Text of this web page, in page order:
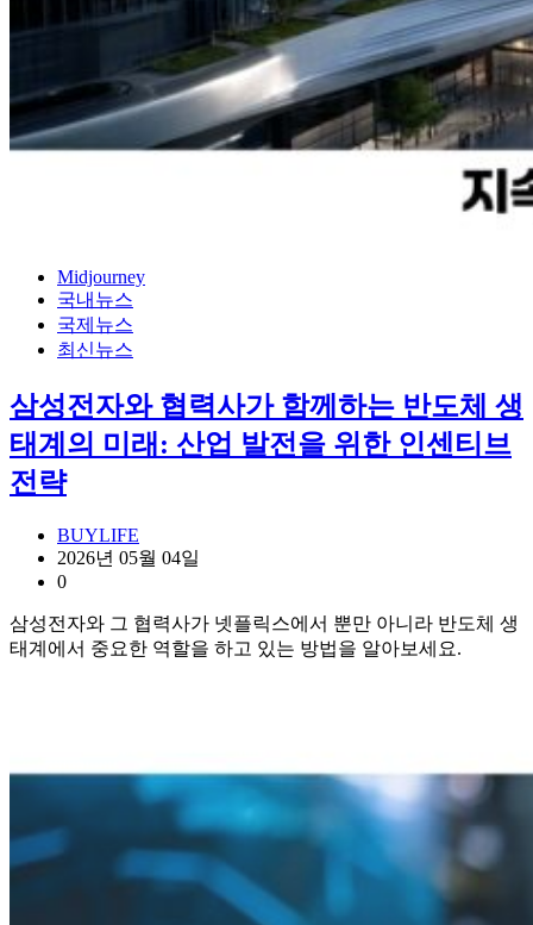
Midjourney
국내뉴스
국제뉴스
최신뉴스
삼성전자와 협력사가 함께하는 반도체 생
태계의 미래: 산업 발전을 위한 인센티브
전략
BUYLIFE
2026년 05월 04일
0
삼성전자와 그 협력사가 넷플릭스에서 뿐만 아니라 반도체 생
태계에서 중요한 역할을 하고 있는 방법을 알아보세요.